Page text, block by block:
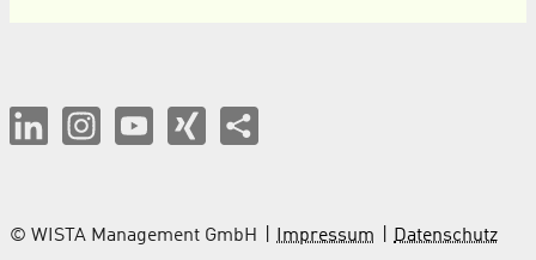
© WISTA Management GmbH Impressum Datenschutz